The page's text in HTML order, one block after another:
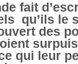
fait
qu’ils le
des
qui leur